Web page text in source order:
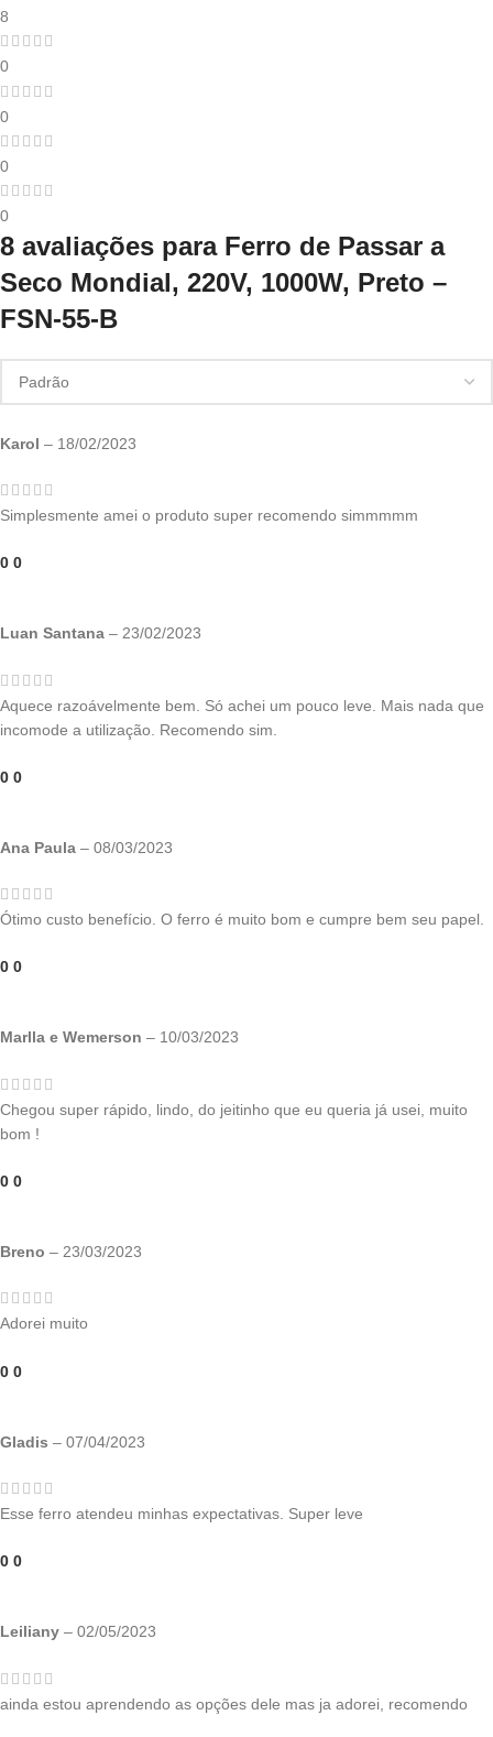
8
0
0
0
0
8 avaliações para Ferro de Passar a
Seco Mondial, 220V, 1000W, Preto –
FSN-55-B
Karol – 18/02/2023
Simplesmente amei o produto super recomendo simmmmm
0 0
Luan Santana – 23/02/2023
Aquece razoávelmente bem. Só achei um pouco leve. Mais nada que
incomode a utilização. Recomendo sim.
0 0
Ana Paula – 08/03/2023
Ótimo custo benefício. O ferro é muito bom e cumpre bem seu papel.
0 0
Marlla e Wemerson – 10/03/2023
Chegou super rápido, lindo, do jeitinho que eu queria já usei, muito
bom !
0 0
Breno – 23/03/2023
Adorei muito
0 0
Gladis – 07/04/2023
Esse ferro atendeu minhas expectativas. Super leve
0 0
Leiliany – 02/05/2023
ainda estou aprendendo as opções dele mas ja adorei, recomendo